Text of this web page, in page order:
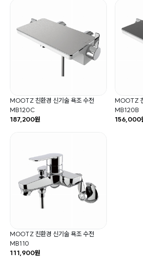
MOOTZ 친환경 신기술 욕조 수전
MB120C
187,200원
MOOTZ
MB120B
156,000
MOOTZ 친환경 신기술 욕조 수전
MB110
111,900원